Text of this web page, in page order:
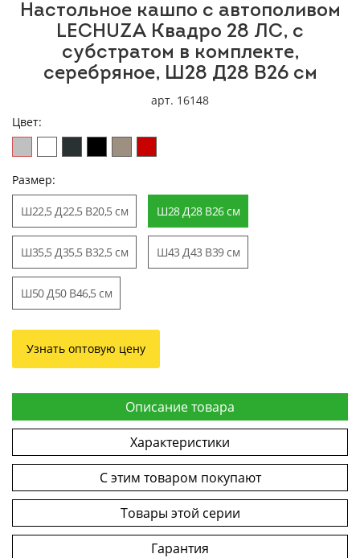
Настольное кашпо с автополивом
LECHUZA Квадро 28 ЛС, с
субстратом в комплекте,
серебряное, Ш28 Д28 В26 см
арт. 16148
Цвет:
Размер:
Ш22,5 Д22,5 В20,5 см Ш28 Д28 В26 см
Ш35,5 Д35,5 В32,5 см Ш43 Д43 В39 см
Ш50 Д50 В46,5 см
Узнать оптовую цену
Описание товара
Характеристики
С этим товаром покупают
Товары этой серии
Гарантия